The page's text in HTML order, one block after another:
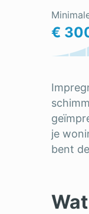
€
je
bent